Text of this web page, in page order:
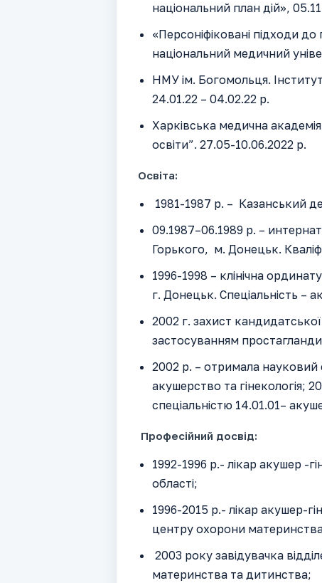
національний план дій»,
«Персоніфіковані підходи
національний медичний
НМУ ім. Богомольця.
24.01.22 – 04.02.22 р.
Харківська медична
освіти”. 27.05-10.06.2022 р.
Освіта:
1981-1987 р. – Казанський
09.1987–06.1989 р. –
Горького, м. Донецьк.
1996-1998 – клінічна
г. Донецьк. Спеціальність –
2002 г. захист
застосуванням
2002 р. – отримала науковий
акушерство та гінекологія;
спеціальністю 14.01.01–
Професійний досвід:
1992-1996 р.- лікар акушер -
області;
1996-2015 р.- лікар акушер-
центру охорони
2003 року завідувачка
материнства та дитинства;